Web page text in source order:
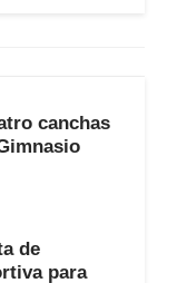
canchas
de
para